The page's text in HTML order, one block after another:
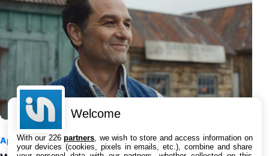
Apple7 août 2026 à 13:00 0
Welcome
With our 226partners , we wish to store and access information on
your devices (cookies, pixels in emails, etc.), combine and share